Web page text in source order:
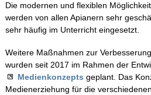
Schulfamilie
Beratung
Die modernen und flexiblen
werden von allen Apianern sehr
sehr häufig im Unterricht eingesetzt.
Weitere Maßnahmen zur
wurden seit 2017 im Rahmen der
Medienkonzepts geplant. Das
Medienerziehung für die